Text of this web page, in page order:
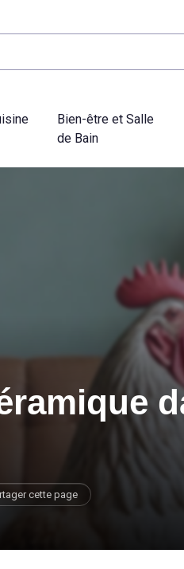
Bien-être et Salle
de Bain
cette page